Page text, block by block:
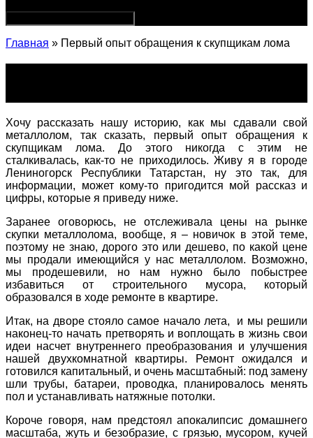
Главная » Первый опыт обращения к скупщикам лома
Хочу рассказать нашу историю, как мы сдавали свой
металлолом, так сказать, первый опыт обращения к
скупщикам лома. До этого никогда с этим не
сталкивалась, как-то не приходилось. Живу я в городе
Лениногорск Республики Татарстан, ну это так, для
информации, может кому-то пригодится мой рассказ и
цифры, которые я приведу ниже.
Заранее оговорюсь, не отслеживала цены на рынке
скупки металлолома, вообще, я – новичок в этой теме,
поэтому не знаю, дорого это или дешево, по какой цене
мы продали имеющийся у нас металлолом. Возможно,
мы продешевили, но нам нужно было побыстрее
избавиться от строительного мусора, который
образовался в ходе ремонте в квартире.
Итак, на дворе стояло самое начало лета, и мы решили
наконец-то начать претворять и воплощать в жизнь свои
идеи насчет внутреннего преобразования и улучшения
нашей двухкомнатной квартиры. Ремонт ожидался и
готовился капитальный, и очень масштабный: под замену
шли трубы, батареи, проводка, планировалось менять
пол и устанавливать натяжные потолки.
Короче говоря, нам предстоял апокалипсис домашнего
масштаба, жуть и безобразие, с грязью, мусором, кучей